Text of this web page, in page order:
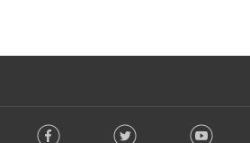
o Facebook Twitter Youtube